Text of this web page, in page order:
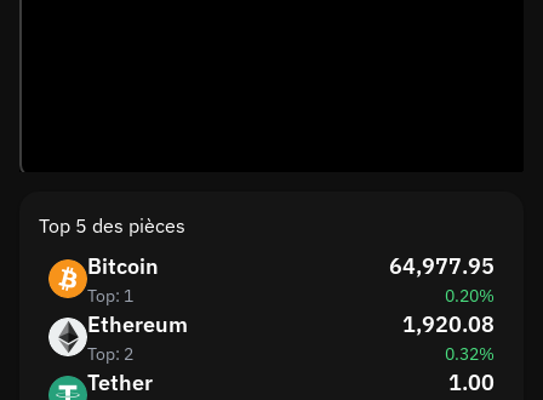
Top 5 des pièces
Bitcoin
Top: 1
64,977.95
0.20%
Ethereum
Top: 2
1,920.08
0.32%
Tether 1.00